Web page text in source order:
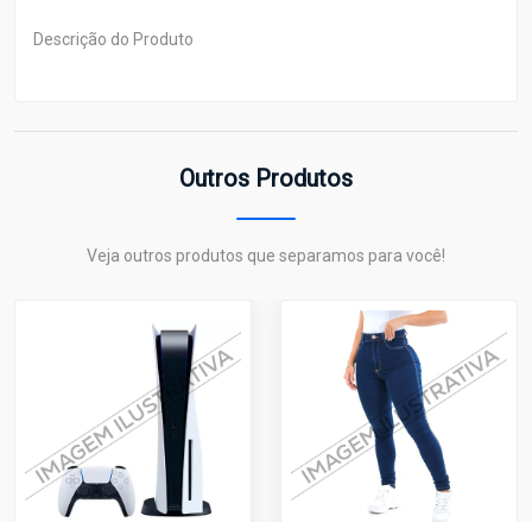
Descrição do Produto
Outros Produtos
Veja outros produtos que separamos para você!